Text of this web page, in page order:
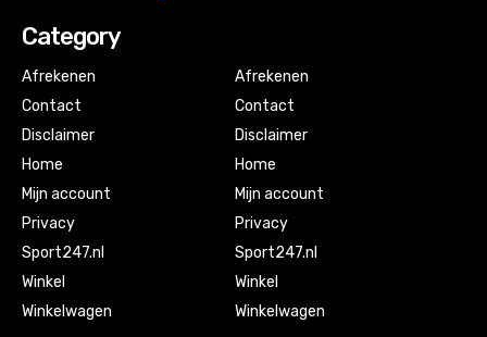
Category
Afrekenen
Contact
Disclaimer
Home
Mijn account
Privacy
Sport247.nl
Winkel
Winkelwagen
Afrekenen
Contact
Disclaimer
Home
Mijn account
Privacy
Sport247.nl
Winkel
Winkelwagen